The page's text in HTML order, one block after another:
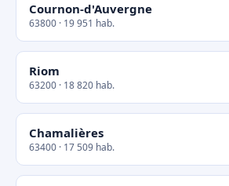
Cournon-d'Auvergne
63800 · 19 951 hab.
Riom
63200 · 18 820 hab.
Chamalières
63400 · 17 509 hab.